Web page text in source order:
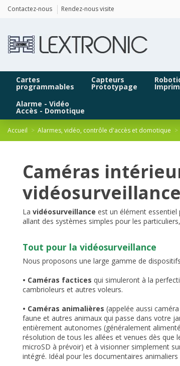
Contactez-nous Rendez-nous visite
Cartes
programmables
Capteurs
Prototypage
Alarme - Vidéo
Accès - Domotique
Accueil Alarmes, vidéo, contrôle d'accès et domotique
Caméras
vidéosurveillance
La vidéosurveillance est un élément
allant des systèmes simples pour les
Tout pour la vidéosurveillance
Nous proposons une large gamme de
• Caméras factices qui simuleront à la
cambrioleurs et autres voleurs.
• Caméras animalières (appelée aussi
faune et autres animaux qui passe dans votre
entièrement autonomes (généralement
résolution de tous les allées et venues dès que
microSD à prévoir) et à visionner simplement
intégré. Idéal pour les documentaires
Panneau de gestion des cookies